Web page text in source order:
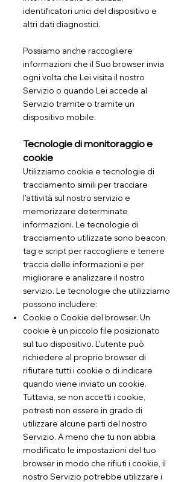
identificatori unici del dispositivo e
altri dati diagnostici.
Possiamo anche raccogliere
informazioni che il Suo browser invia
ogni volta che Lei visita il nostro
Servizio o quando Lei accede al
Servizio tramite o tramite un
dispositivo mobile.
Tecnologie di monitoraggio e
cookie
Utilizziamo cookie e tecnologie di
tracciamento simili per tracciare
l'attività sul nostro servizio e
memorizzare determinate
informazioni. Le tecnologie di
tracciamento utilizzate sono beacon,
tag e script per raccogliere e tenere
traccia delle informazioni e per
migliorare e analizzare il nostro
servizio. Le tecnologie che utilizziamo
possono includere:
Cookie o Cookie del browser. Un
cookie è un piccolo file posizionato
sul tuo dispositivo. L'utente può
richiedere al proprio browser di
rifiutare tutti i cookie o di indicare
quando viene inviato un cookie.
Tuttavia, se non accetti i cookie,
potresti non essere in grado di
utilizzare alcune parti del nostro
Servizio. A meno che tu non abbia
modificato le impostazioni del tuo
browser in modo che rifiuti i cookie, il
nostro Servizio potrebbe utilizzare i